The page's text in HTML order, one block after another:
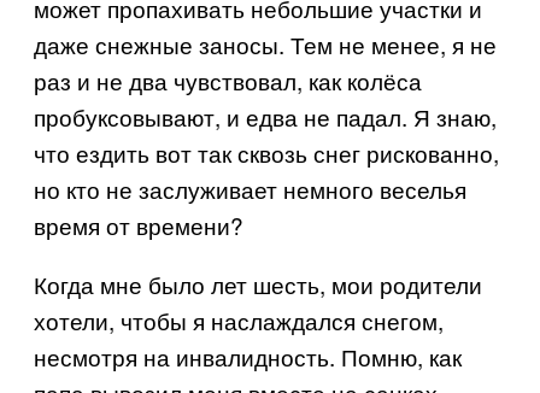
может пропахивать небольшие участки и
даже снежные заносы. Тем не менее, я не
раз и не два чувствовал, как колёса
пробуксовывают, и едва не падал. Я знаю,
что ездить вот так сквозь снег рискованно,
но кто не заслуживает немного веселья
время от времени?
Когда мне было лет шесть, мои родители
хотели, чтобы я наслаждался снегом,
несмотря на инвалидность. Помню, как